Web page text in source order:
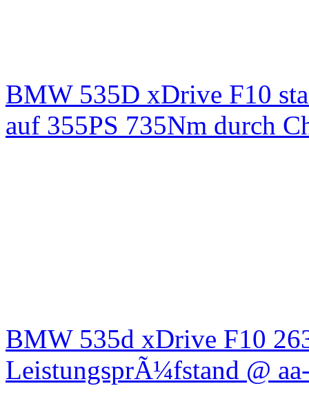
BMW 535D xDrive F10
auf 355PS 735Nm durch
BMW 535d xDrive F10
LeistungsprÃ¼fstand @